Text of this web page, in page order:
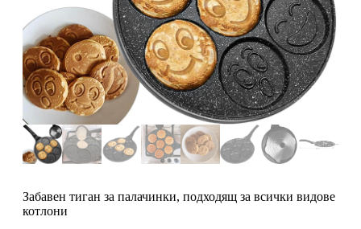
Забавен тиган за палачинки, подходящ за всички видове
котлони